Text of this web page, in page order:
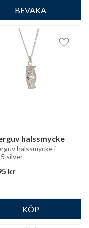
halssmycke
halssmycke i
silver
kr
Lägg